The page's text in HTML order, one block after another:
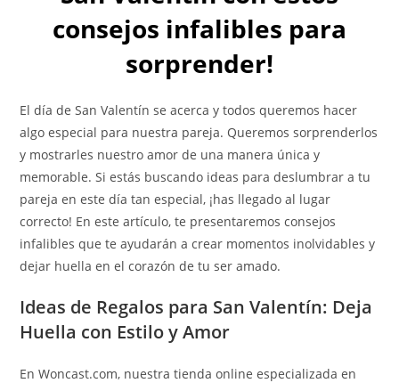
consejos infalibles para
sorprender!
El día de San Valentín se acerca y todos queremos hacer
algo especial para nuestra pareja. Queremos sorprenderlos
y mostrarles nuestro amor de una manera única y
memorable. Si estás buscando ideas para deslumbrar a tu
pareja en este día tan especial, ¡has llegado al lugar
correcto! En este artículo, te presentaremos consejos
infalibles que te ayudarán a crear momentos inolvidables y
dejar huella en el corazón de tu ser amado.
Ideas de Regalos para San Valentín: Deja
Huella con Estilo y Amor
En Woncast.com, nuestra tienda online especializada en